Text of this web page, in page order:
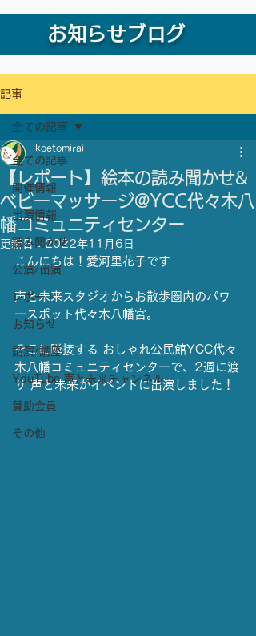
お知らせブログ
記事
全ての記事
開催情報
出演情報
読み聞かせ
公演/出演
レポート
お知らせ
講演/講座
YouTube 声と未来チャンネル
賛助会員
その他
全ての記事
【レポート】絵本の読み聞かせ&
ベビーマッサージ@YCC代々木八
幡コミュニティセンター
koetomirai
更新日：2022年11月6日
こんにちは！愛河里花子です
声と未来スタジオからお散歩圏内のパワ
ースポット代々木八幡宮。
そこに隣接する おしゃれ公民館YCC代々
木八幡コミュニティセンターで、2週に渡
り 声と未来がイベントに出演しました！